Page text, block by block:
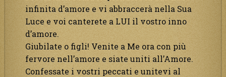
infinita d’amore e vi abbraccerà nella Sua
Luce e voi canterete a LUI il vostro inno
d’amore.
Giubilate o figli! Venite a Me ora con più
fervore nell’amore e siate uniti all’Amore.
Confessate i vostri peccati e unitevi al